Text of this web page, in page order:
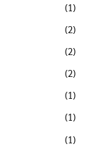
(1)
(2)
(2)
(2)
(1)
(1)
(1)